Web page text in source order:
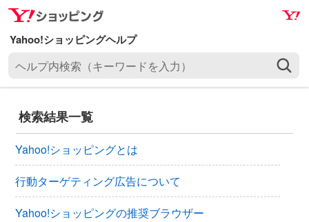
ナ
ビ
ゲ
ー
ン
へ
ス
キ
ッ
プ
メ
イ
ン
コ
ン
ツ
へ
ス
キ
ッ
プ
プ
索
（
キ
ー
ワ
検索結果一覧
Yahoo!ショッピングとは
行動ターゲティング広告について
Yahoo!ショッピングの推奨ブラウザー